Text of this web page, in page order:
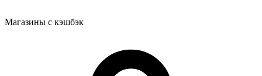
Магазины с кэшбэк